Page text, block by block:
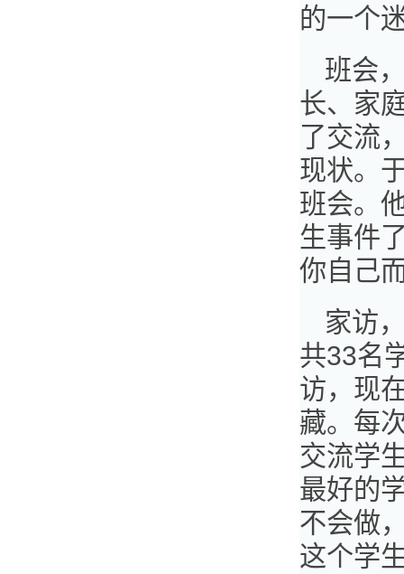
的一个
班会
长、家
了交流
现状。
班会。
生事件
你自己
家访
共33名
访，现
藏。每
交流学
最好的
不会做
这个学